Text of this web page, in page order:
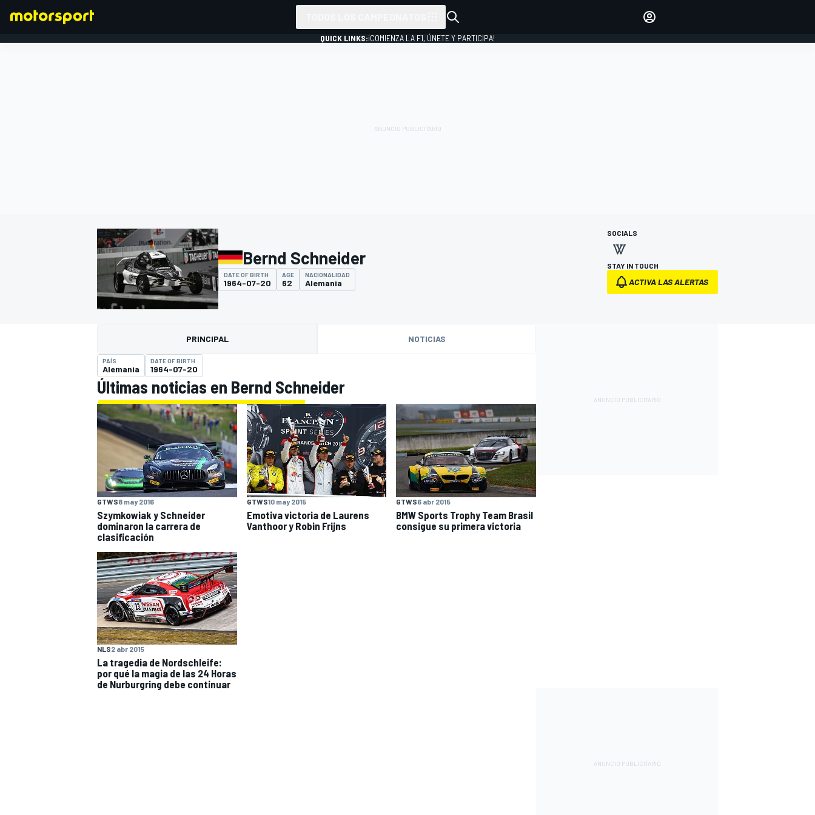
FÓRMULA E MOTO
NASCARINDYCARSPORTSCARRALLYTURISMO
MÁS
QUICK LINKS:¡COMIENZA LA F1, ÚNETE Y PARTICIPA!
Bernd Schneider
DATE OF BIRTH
1964-07-20
AGE
62
NACIONALIDAD
Alemania
SOCIALS
STAY IN TOUCH
ACTIVA LAS ALERTAS
PRINCIPAL NOTICIAS
PAÍS
Alemania
DATE OF BIRTH
1964-07-20
Últimas noticias en Bernd Schneider
GTWS8 may 2016
Szymkowiak y Schneider
dominaron la carrera de
clasificación
GTWS10 may 2015
Emotiva victoria de Laurens
Vanthoor y Robin Frijns
GTWS6 abr 2015
BMW Sports Trophy Team Brasil
consigue su primera victoria
NLS2 abr 2015
La tragedia de Nordschleife:
por qué la magia de las 24 Horas
de Nurburgring debe continuar